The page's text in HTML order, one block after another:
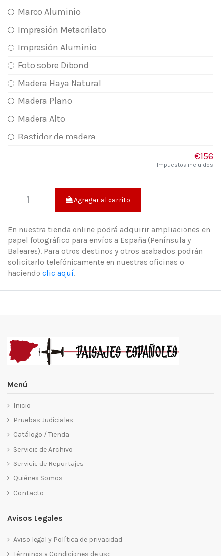
Marco Aluminio
Impresión Metacrilato
Impresión Aluminio
Foto sobre Dibond
Madera Haya Natural
Madera Plano
Madera Alto
Bastidor de madera
€156
Impuestos incluidos
Agregar al carrito
En nuestra tienda online podrá adquirir ampliaciones en
papel fotográfico para envíos a España (Península y
Baleares). Para otros destinos y otros acabados podrán
solicitarlo telefónicamente en nuestras oficinas o
haciendo clic aquí.
Menú
Inicio
Pruebas Judiciales
Catálogo / Tienda
Servicio de Archivo
Servicio de Reportajes
Quiénes Somos
Contacto
Avisos Legales
Aviso legal y Política de privacidad
Términos y Condiciones de uso